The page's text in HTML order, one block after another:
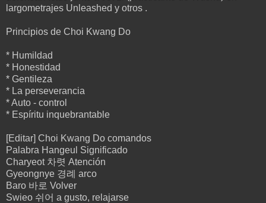
largometrajes Unleashed y otros .
Principios de Choi Kwang Do
* Humildad
* Honestidad
* Gentileza
* La perseverancia
* Auto - control
* Espíritu inquebrantable
[Editar] Choi Kwang Do comandos
Palabra Hangeul Significado
Charyeot 차렷 Atención
Gyeongnye 경례 arco
Baro 바로 Volver
Swieo 쉬어 a gusto, relajarse